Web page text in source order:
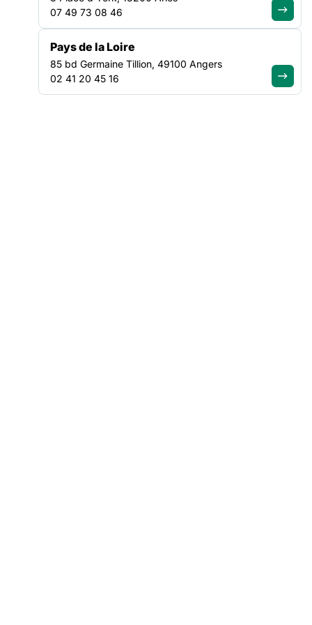
La mission déplore la faiblesse des connaissances dont nous
disposons concernant la réalité de la prostitution en France,
ce qui rend difficile l’évaluation de l’impact des politiques sur
ce public. Son rapport s’attache donc principalement à faire
l’évaluation et des recommandations concernant les objectifs
07 49 73 08 46
Pays de la Loire
85 bd Germaine Tillion, 49100 Angers
02 41 20 45 16